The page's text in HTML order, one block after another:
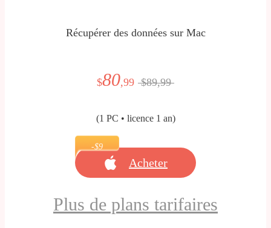
Récupérer des données sur Mac
$80,99 $89,99
(1 PC • licence 1 an)
-$9
Acheter
Plus de plans tarifaires